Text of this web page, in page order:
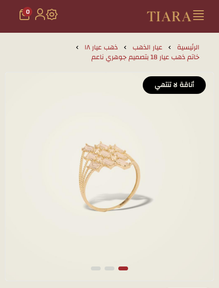
تيارا للذهب والمجوهرات
0
الرئيسية عيار الذهب ذهب عيار ١٨
خاتم ذهب عيار 18 بتصميم جوهري ناعم
أناقة لا تنتهي